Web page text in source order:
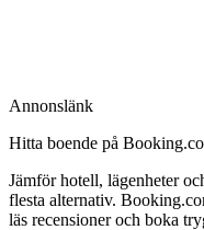
Annonslänk
Hitta boende på
Jämför hotell, lägenheter
flesta alternativ.
läs recensioner och boka